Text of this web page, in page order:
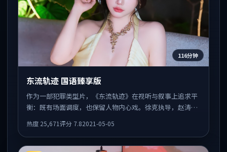
116分钟
东流轨迹 国语臻享版
作为一部犯罪类型片，《东流轨迹》在视听与叙事上追求平
衡：既有场面调度，也保留人物内心戏。徐克执导，赵涛、
热度 25,671评分 7.82021-05-05